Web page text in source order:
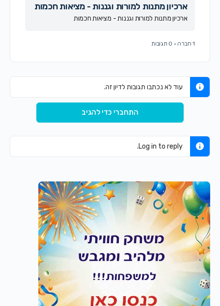
ארכיון מתנות למורות וגננות - מציאות חכמות
ארכיון מתנות למורות וגננות - מציאות חכמות
· 0 תגובות
עוד לא נכתבו תגובות לדיון זה.
התחברי כדי להגיב
Log in to reply.